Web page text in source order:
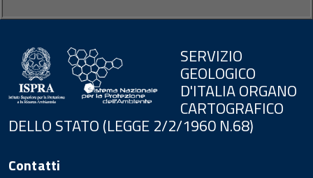
SERVIZIO
GEOLOGICO
D'ITALIA ORGANO
CARTOGRAFICO
DELLO STATO (LEGGE 2/2/1960 N.68)
Contatti